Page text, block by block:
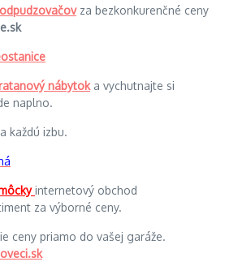
za bezkonkurenčné ceny
nábytoka vychutnajte si
naplno.
každú izbu.
internetový obchod
za výborné ceny.
ceny priamo do vašej garáže.